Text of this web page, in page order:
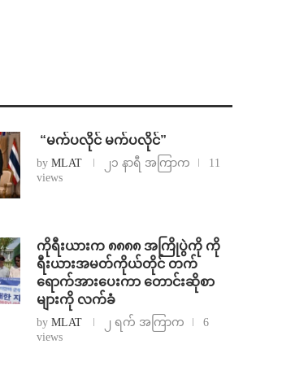
⁨ ⁨“မက်ပလိုင် မက်ပလိုင်”
byMLAT ၂၁ နာရီ အကြာက
11
views
ကိုရီးယားက ၈၈၈၈ အကြိုပွဲကို ကို
ရီးယားအမတ်ကိုယ်တိုင် တက်
ရောက်အားပေးကာ တောင်းဆိုစာ
များကို လက်ခံ
byMLAT ၂ ရက် အကြာက
6
views